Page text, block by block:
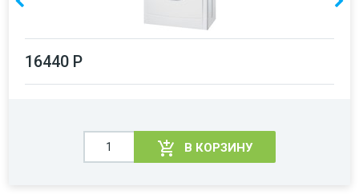
16440 Р
В КОРЗИНУ